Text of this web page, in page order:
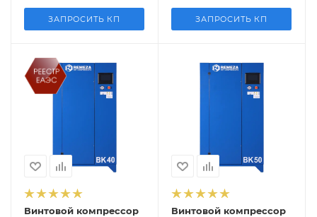
ЗАПРОСИТЬ КП ЗАПРОСИТЬ КП
Винтовой компрессор
Винтовой компрессор